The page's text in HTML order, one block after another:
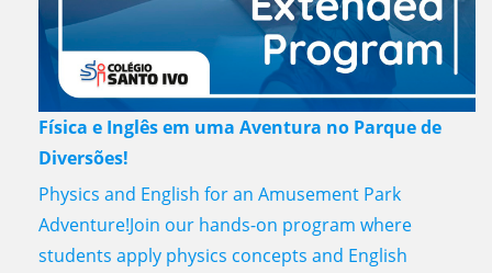
Física e Inglês em uma Aventura no Parque de
Diversões!
Physics and English for an Amusement Park
Adventure!Join our hands-on program where
students apply physics concepts and English